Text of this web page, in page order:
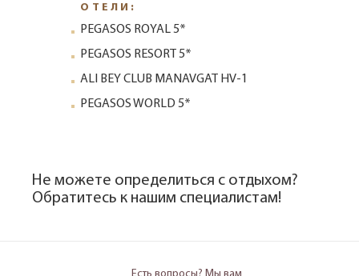
ОТЕЛИ:
PEGASOS ROYAL 5*
PEGASOS RESORT 5*
ALI BEY CLUB MANAVGAT HV-1
PEGASOS WORLD 5*
Не можете определиться с отдыхом?
Обратитесь к нашим специалистам!